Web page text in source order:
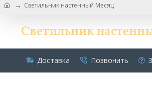
Светильник настенный Месяц
Светильник
Доставка Позвонить